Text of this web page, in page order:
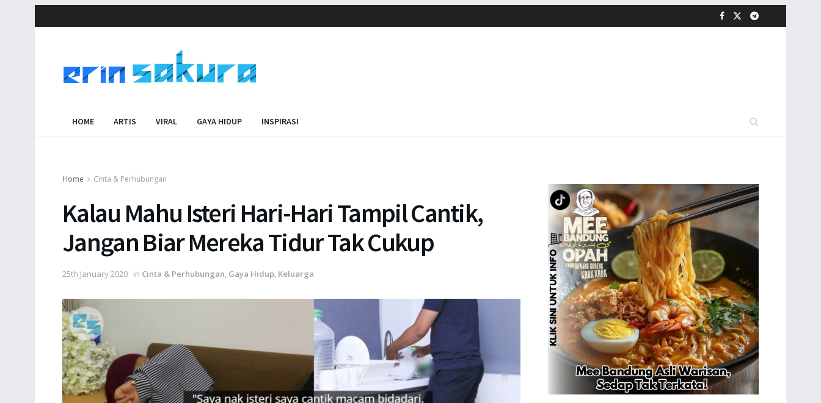
HOME ARTIS VIRAL GAYA HIDUP INSPIRASI
Home Cinta & Perhubungan
Kalau Mahu Isteri Hari-Hari Tampil Cantik,
Jangan Biar Mereka Tidur Tak Cukup
25th January 2020 in Cinta & Perhubungan, Gaya Hidup, Keluarga